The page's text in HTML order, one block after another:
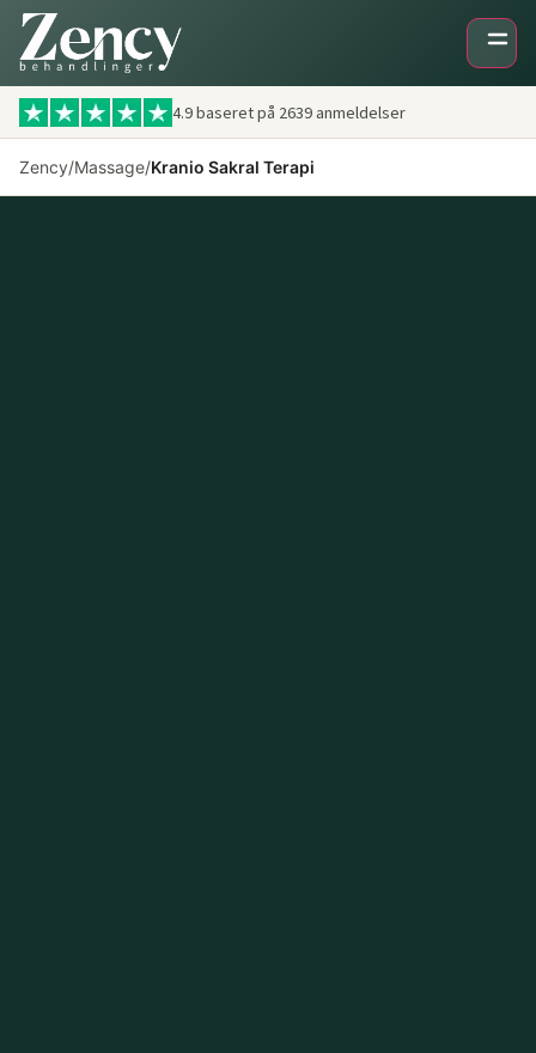
4.9 baseret på 2639 anmeldelser
Zency/Massage/Kranio Sakral Terapi